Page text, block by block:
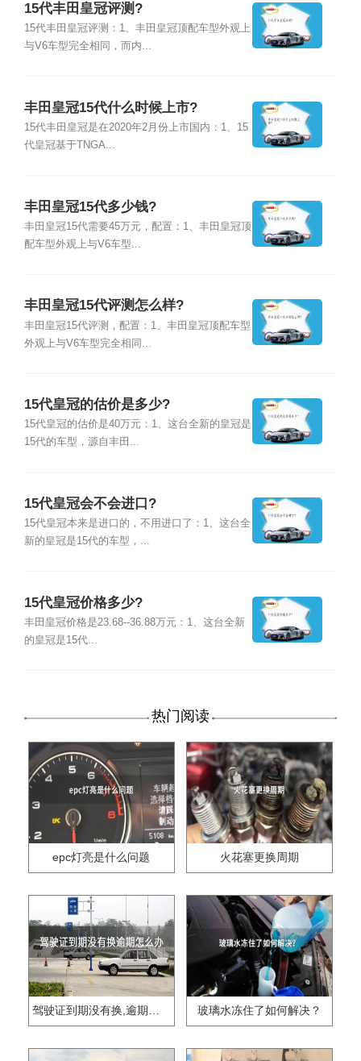
15代丰田皇冠评测?
15代丰田皇冠评测：1、丰田皇冠顶配车型外观上
与V6车型完全相同，而内...
丰田皇冠15代什么时候上市?
15代丰田皇冠是在2020年2月份上市国内：1、15
代皇冠基于TNGA...
丰田皇冠15代多少钱?
丰田皇冠15代需要45万元，配置：1、丰田皇冠顶
配车型外观上与V6车型...
丰田皇冠15代评测怎么样?
丰田皇冠15代评测，配置：1、丰田皇冠顶配车型
外观上与V6车型完全相同...
15代皇冠的估价是多少?
15代皇冠的估价是40万元：1、这台全新的皇冠是
15代的车型，源自丰田...
15代皇冠会不会进口?
15代皇冠本来是进口的，不用进口了：1、这台全
新的皇冠是15代的车型，...
15代皇冠价格多少?
丰田皇冠价格是23.68--36.88万元：1、这台全新
的皇冠是15代...
热门阅读
epc灯亮是什么问题 火花塞更换周期
驾驶证到期没有换,逾期怎么办?? 玻璃水冻住了如何解决？